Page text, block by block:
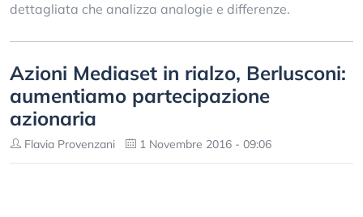
dettagliata che analizza analogie e differenze.
Azioni Mediaset in rialzo, Berlusconi:
aumentiamo partecipazione
azionaria
Flavia Provenzani 1 Novembre 2016 - 09:06